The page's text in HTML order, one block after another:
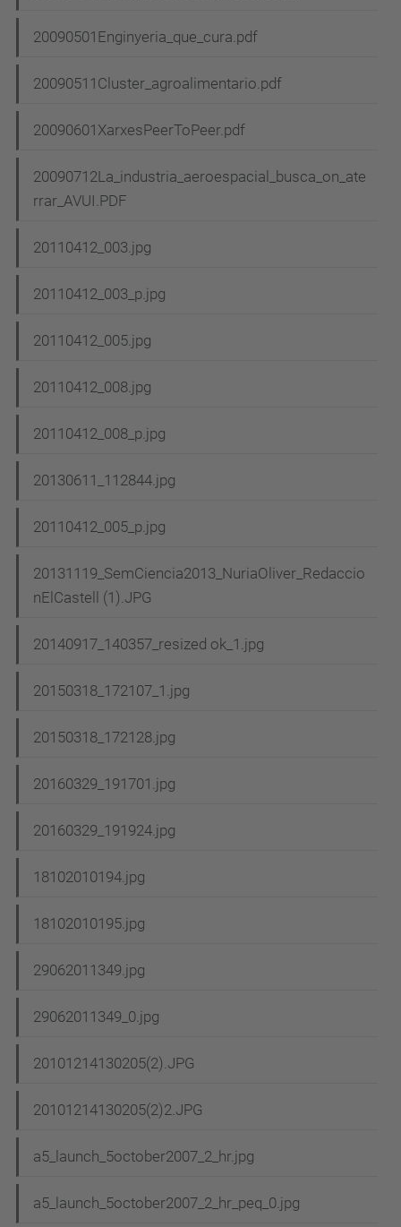
20090501Enginyeria_que_cura.pdf
20090511Cluster_agroalimentario.pdf
20090601XarxesPeerToPeer.pdf
20090712La_industria_aeroespacial_busca_on_ate
rrar_AVUI.PDF
20110412_003.jpg
20110412_003_p.jpg
20110412_005.jpg
20110412_008.jpg
20110412_008_p.jpg
20130611_112844.jpg
20110412_005_p.jpg
20131119_SemCiencia2013_NuriaOliver_Redaccio
nElCastell (1).JPG
20140917_140357_resized ok_1.jpg
20150318_172107_1.jpg
20150318_172128.jpg
20160329_191701.jpg
20160329_191924.jpg
18102010194.jpg
18102010195.jpg
29062011349.jpg
29062011349_0.jpg
20101214130205(2).JPG
20101214130205(2)2.JPG
a5_launch_5october2007_2_hr.jpg
a5_launch_5october2007_2_hr_peq_0.jpg